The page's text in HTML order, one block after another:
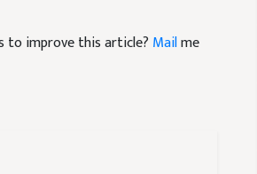
to improve this article? Mailme